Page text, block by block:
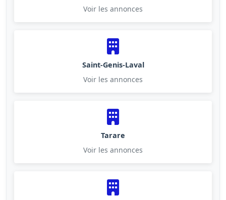
Voir les annonces
Saint-Genis-Laval
Voir les annonces
Tarare
Voir les annonces